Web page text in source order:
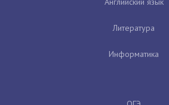
Литература
Информатика